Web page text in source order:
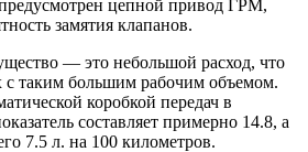
цепной привод ГРМ,
замятия клапанов.
— это небольшой расход, что
с таким большим рабочим объемом.
коробкой передач в
составляет примерно 14.8, а
7.5 л. на 100 километров.